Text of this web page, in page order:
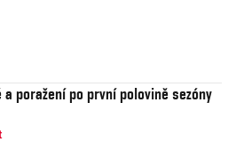
a poražení po první polovině sezóny